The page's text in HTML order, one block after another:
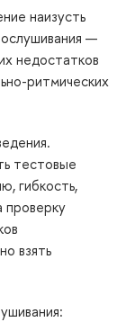
наизусть
—
недостатко
ритмических
тестовые
гибкость,
проверку
взять